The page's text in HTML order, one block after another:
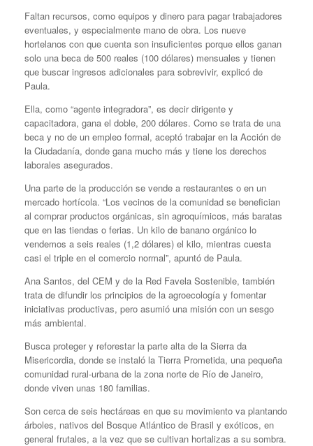
Faltan recursos, como equipos y dinero para pagar trabajadores
eventuales, y especialmente mano de obra. Los nueve
hortelanos con que cuenta son insuficientes porque ellos ganan
solo una beca de 500 reales (100 dólares) mensuales y tienen
que buscar ingresos adicionales para sobrevivir, explicó de
Paula.
Ella, como “agente integradora”, es decir dirigente y
capacitadora, gana el doble, 200 dólares. Como se trata de una
beca y no de un empleo formal, aceptó trabajar en la Acción de
la Ciudadanía, donde gana mucho más y tiene los derechos
laborales asegurados.
Una parte de la producción se vende a restaurantes o en un
mercado hortícola. “Los vecinos de la comunidad se benefician
al comprar productos orgánicas, sin agroquímicos, más baratas
que en las tiendas o ferias. Un kilo de banano orgánico lo
vendemos a seis reales (1,2 dólares) el kilo, mientras cuesta
casi el triple en el comercio normal”, apuntó de Paula.
Ana Santos, del CEM y de la Red Favela Sostenible, también
trata de difundir los principios de la agroecología y fomentar
iniciativas productivas, pero asumió una misión con un sesgo
más ambiental.
Busca proteger y reforestar la parte alta de la Sierra da
Misericordia, donde se instaló la Tierra Prometida, una pequeña
comunidad rural-urbana de la zona norte de Río de Janeiro,
donde viven unas 180 familias.
Son cerca de seis hectáreas en que su movimiento va plantando
árboles, nativos del Bosque Atlántico de Brasil y exóticos, en
general frutales, a la vez que se cultivan hortalizas a su sombra.